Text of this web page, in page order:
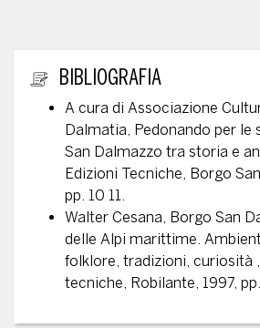
ULTERIORI INFORMAZIONI
BIBLIOGRAFIA
A cura di Associazione
Dalmatia, Pedonando per le
San Dalmazzo tra storia e
Edizioni Tecniche, Borgo
pp. 10 11.
Walter Cesana, Borgo San
delle Alpi marittime.
folklore, tradizioni, curiosità
tecniche, Robilante, 1997,